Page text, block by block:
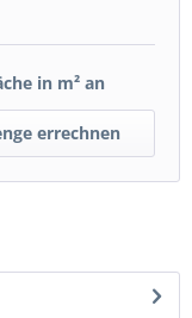
in m² an
errechnen